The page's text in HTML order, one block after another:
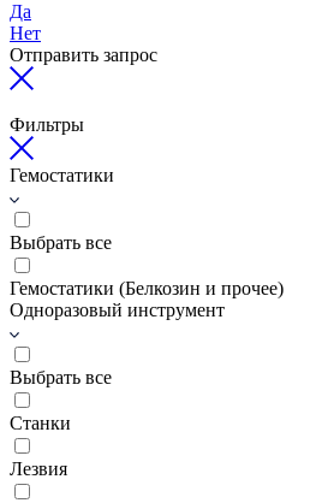
Да
Нет
Отправить запрос
Фильтры
Гемостатики
Выбрать все
Гемостатики (Белкозин и прочее)
Одноразовый инструмент
Выбрать все
Станки
Лезвия